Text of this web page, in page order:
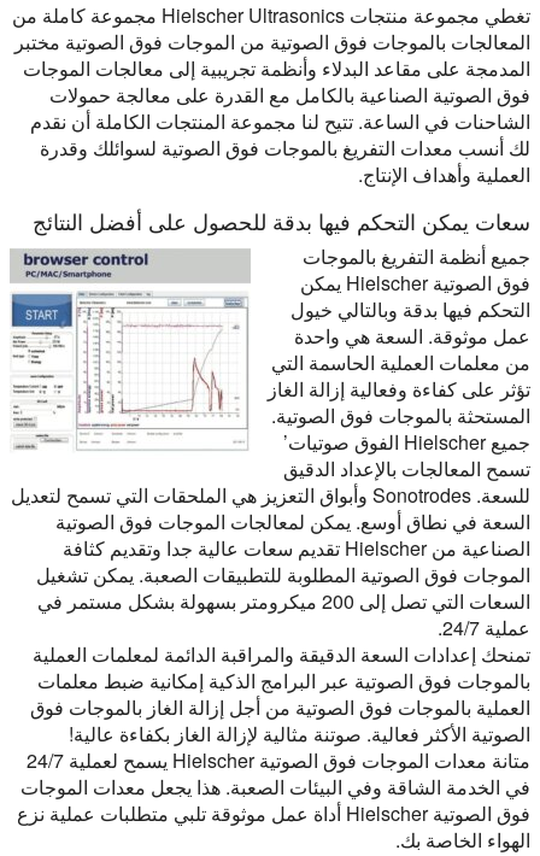
تغطي مجموعة منتجات Hielscher Ultrasonics مجموعة كاملة من
المعالجات بالموجات فوق الصوتية من الموجات فوق الصوتية مختبر
المدمجة على مقاعد البدلاء وأنظمة تجريبية إلى معالجات الموجات
فوق الصوتية الصناعية بالكامل مع القدرة على معالجة حمولات
الشاحنات في الساعة. تتيح لنا مجموعة المنتجات الكاملة أن نقدم
لك أنسب معدات التفريغ بالموجات فوق الصوتية لسوائلك وقدرة
العملية وأهداف الإنتاج.
سعات يمكن التحكم فيها بدقة للحصول على أفضل النتائج
جميع أنظمة التفريغ بالموجات
فوق الصوتية Hielscher يمكن
التحكم فيها بدقة وبالتالي خيول
عمل موثوقة. السعة هي واحدة
من معلمات العملية الحاسمة التي
تؤثر على كفاءة وفعالية إزالة الغاز
المستحثة بالموجات فوق الصوتية.
جميع Hielscher الفوق صوتيات’
تسمح المعالجات بالإعداد الدقيق
للسعة. Sonotrodes وأبواق التعزيز هي الملحقات التي تسمح لتعديل
السعة في نطاق أوسع. يمكن لمعالجات الموجات فوق الصوتية
الصناعية من Hielscher تقديم سعات عالية جدا وتقديم كثافة
الموجات فوق الصوتية المطلوبة للتطبيقات الصعبة. يمكن تشغيل
السعات التي تصل إلى 200 ميكرومتر بسهولة بشكل مستمر في
عملية 24/7.
تمنحك إعدادات السعة الدقيقة والمراقبة الدائمة لمعلمات العملية
بالموجات فوق الصوتية عبر البرامج الذكية إمكانية ضبط معلمات
العملية بالموجات فوق الصوتية من أجل إزالة الغاز بالموجات فوق
الصوتية الأكثر فعالية. صوتنة مثالية لإزالة الغاز بكفاءة عالية!
متانة معدات الموجات فوق الصوتية Hielscher يسمح لعملية 24/7
في الخدمة الشاقة وفي البيئات الصعبة. هذا يجعل معدات الموجات
فوق الصوتية Hielscher أداة عمل موثوقة تلبي متطلبات عملية نزع
الهواء الخاصة بك.